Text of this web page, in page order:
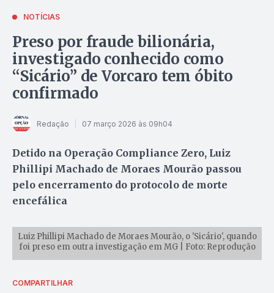
NOTÍCIAS
Preso por fraude bilionária,
investigado conhecido como
“Sicário” de Vorcaro tem óbito
confirmado
Redação 07 março 2026 às 09h04
Detido na Operação Compliance Zero, Luiz
Phillipi Machado de Moraes Mourão passou
pelo encerramento do protocolo de morte
encefálica
Luiz Phillipi Machado de Moraes Mourão, o 'Sicário', quando
foi preso em outra investigação em MG | Foto: Reprodução
COMPARTILHAR